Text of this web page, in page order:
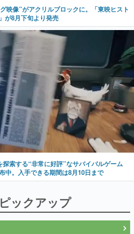
映像”がアクリルブロックに。「東映ヒスト
が8月下旬より発売
索する“非常に好評”なサバイバルゲーム
中。入手できる期間は8月10日まで
ックアップ